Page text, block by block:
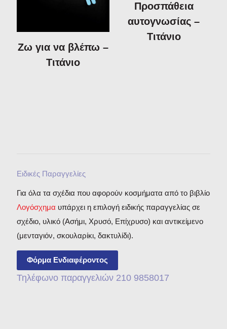
Βιβλία
LODE - Design
Aντικείμενα
Ζω για να βλέπω –
Τιτάνιο
Προσπάθεια
αυτογνωσίας –
Τιτάνιο
Ειδικές Παραγγελίες
Για όλα τα σχέδια που αφορούν κοσμήματα από το βιβλίο
Λογόσχημα υπάρχει η επιλογή ειδικής παραγγελίας σε
σχέδιο, υλικό (Ασήμι, Χρυσό, Επίχρυσο) και αντικείμενο
(μενταγιόν, σκουλαρίκι, δακτυλίδι).
Φόρμα Ενδιαφέροντος
Τηλέφωνο παραγγελιών 210 9858017